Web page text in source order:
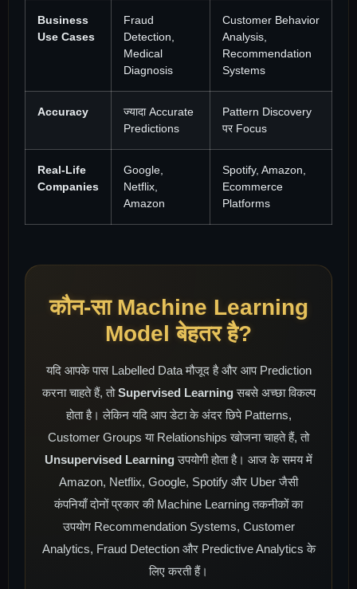
Business
Use Cases
Fraud
Detection,
Medical
Diagnosis
Customer Behavior
Analysis,
Recommendation
Systems
Accuracy
ज्यादा Accurate
Predictions
Pattern Discovery
पर Focus
Real-Life
Companies
Google,
Netflix,
Amazon
Spotify, Amazon,
Ecommerce
Platforms
कौन-सा Machine Learning
Model बेहतर है?
यदि आपके पास Labelled Data मौजूद है और आप Prediction
करना चाहते हैं, तोSupervised Learningसबसे अच्छा विकल्प
होता है। लेकिन यदि आप डेटा के अंदर छिपे Patterns,
Customer Groups या Relationships खोजना चाहते हैं, तो
Unsupervised Learningउपयोगी होता है। आज के समय में
Amazon, Netflix, Google, Spotify और Uber जैसी
कंपनियाँ दोनों प्रकार की Machine Learning तकनीकों का
उपयोग Recommendation Systems, Customer
Analytics, Fraud Detection और Predictive Analytics के
लिए करती हैं।